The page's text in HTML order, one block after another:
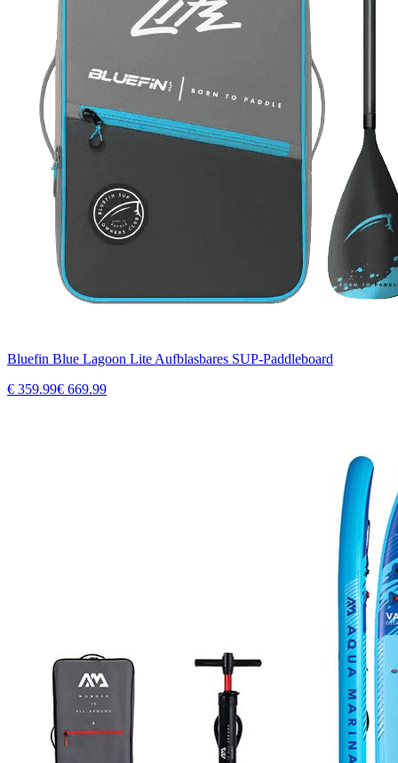
Bluefin Blue Lagoon Lite Aufblasbares SUP-Paddleboard
€ 359.99€ 669.99